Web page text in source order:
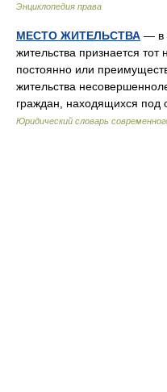
Энциклопедия права
МЕСТО ЖИТЕЛЬСТВА — в
жительства признается тот
постоянно или
жительства
граждан, находящихся
Юридический словарь